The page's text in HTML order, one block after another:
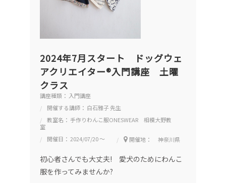
2024年7月スタート ドッグウェ
アクリエイター®入門講座 土曜
クラス
講座種類： 入門講座
開催する講師： 白石雅子 先生
教室名： 手作りわんこ服ONESWEAR 相模大野教
室
開催日： 2024/07/20 ～
開催地： 神奈川県
初心者さんでも大丈夫! 愛犬のためにわんこ
服を作ってみませんか?